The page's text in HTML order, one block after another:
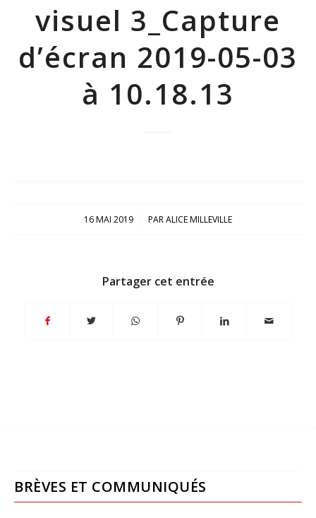
visuel 3_Capture
d’écran 2019-05-03
à 10.18.13
16 MAI 2019
/ PARALICE MILLEVILLE
Partager cet entrée
BRÈVES ET COMMUNIQUÉS